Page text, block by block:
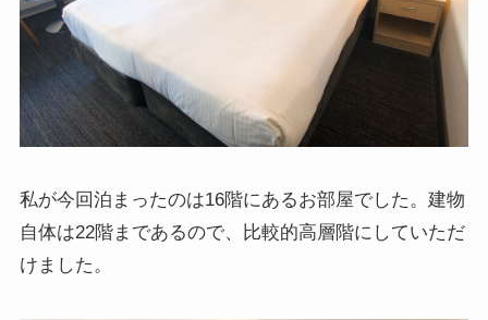
私が今回泊まったのは16階にあるお部屋でした。建物
自体は22階まであるので、比較的高層階にしていただ
けました。